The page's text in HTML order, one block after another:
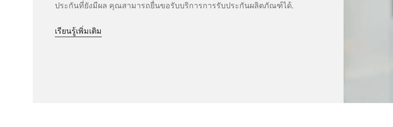
ประกันที่ยังมีผล คุณสามารถยื่นขอรับบริการการรับประกันผลิตภัณฑ์ได้.
เรียนรู้เพิ่มเติม